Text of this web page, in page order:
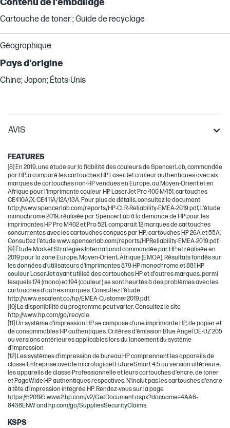
Cartouche de toner ; Guide de recyclage
Géographique
Pays d'origine
Chine; Japon; États-Unis
AVIS
FEATURES
[8] En 2019, une étude sur la fiabilité des couleurs de SpencerLab, commandée
par HP, a comparé les cartouches HP LaserJet couleur authentiques avec six
marques de cartouches non-HP vendues en Europe, au Moyen-Orient et en
Afrique pour l'imprimante couleur HP LaserJet Pro 400 M451; cartouches
CE410A/X, CE411A/12A/13A. Pour plus de détails, consultez le document
http://www.spencerlab.com/reports/HP-CLR-Reliability-EMEA-2019.pdf, L'étude
monochrome 2019, réalisée par SpencerLab à la demande de HP pour les
imprimantes HP Pro M402 et Pro 521, comparait 12 marques de cartouches
concurrentes avec les cartouches conçues par HP; cartouches HP 26A et 55A.
Consultez l'étude www.spencerlab.com/reports/HPReliability-EMEA-2019.pdf.
[9] Étude Market Strategies International commandée par HP et réalisée en
2019 pour la zone Europe, Moyen-Orient, Afrique (EMOA). Résultats fondés sur
les données d'utilisateurs d'imprimantes 879 HP monochrome et 881 HP
couleur LaserJet ayant utilisé des cartouches HP et d'autres marques, parmi
lesquels 174 (mono) et 194 (couleur) se sont heurtés à des problèmes avec les
cartouches d'autres marques. Consultez l'étude
http://www.escalent.co/hp/EMEA-Customer2019.pdf.
[10] La disponibilité du programme peut varier. Consultez le site
http://www.hp.com/go/recycle.
[11] Un système d'impression HP se compose d'une imprimante HP, de papier et
de consommables HP authentiques. Critères d'émission Blue Angel DE-UZ 205
ou versions antérieures applicables lors du lancement du système
d'impression
[12] Les systèmes d'impression de bureau HP comprennent les appareils de
classe Entreprise avec le micrologiciel FutureSmart 4.5 ou version ultérieure,
les appareils de classe Professionnelle et leurs cartouches d'encre, de toner
et PageWide HP authentiques respectives. N'inclut pas les cartouches d'encre
à tête d'impression intégrée HP. Rendez-vous sur la page
https://h20195.www2.hp.com/v2/GetDocument.aspx?docname=4AA6-
8438ENW and hp.com/go/SuppliesSecurityClaims.
KSPS